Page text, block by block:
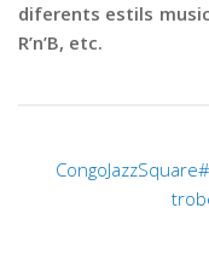
diferents estils
R’n’B, etc.